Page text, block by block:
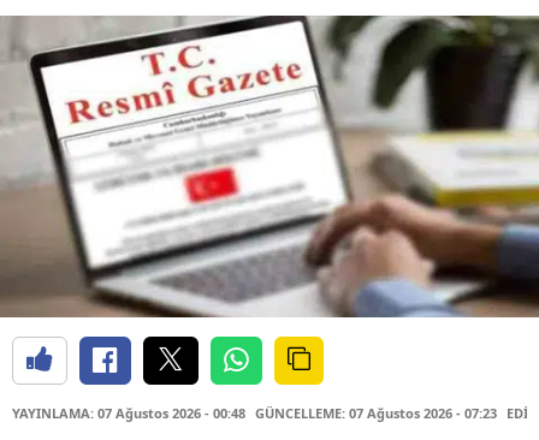
YAYINLAMA: 07 Ağustos 2026 - 00:48 GÜNCELLEME: 07 Ağustos 2026 - 07:23